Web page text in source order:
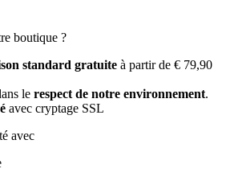
boutique ?
standard gratuite à partir de € 79,90
le respect de notre environnement.
avec cryptage SSL
avec